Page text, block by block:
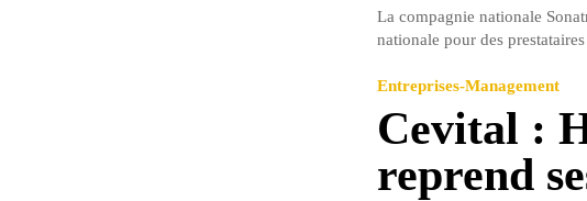
La compagnie nationale
nationale pour des
Entreprises-Management
Cevital :
reprend